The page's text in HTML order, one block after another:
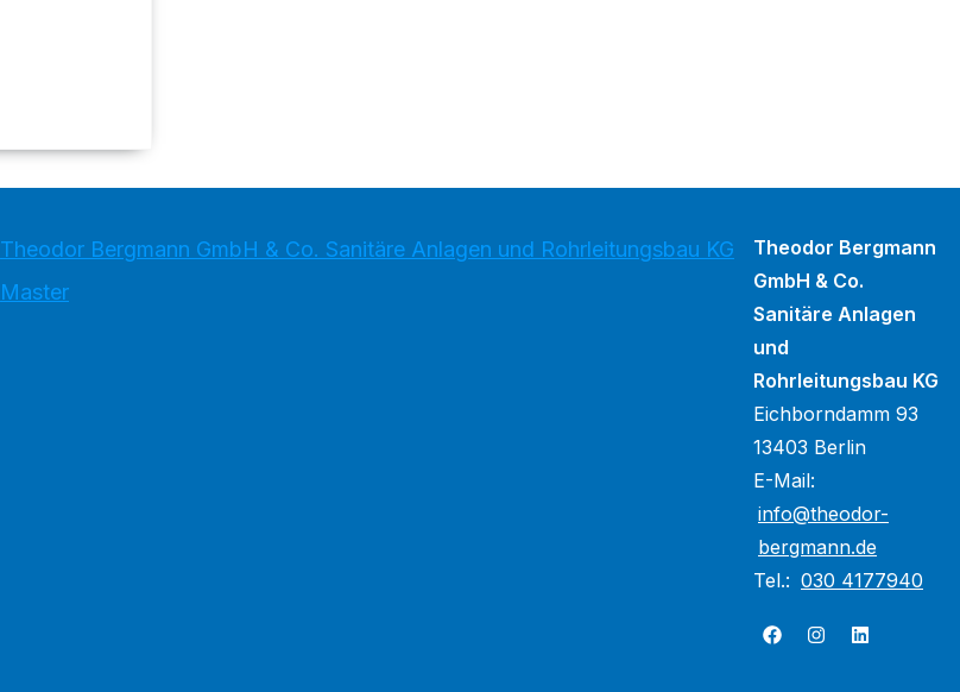
Theodor Bergmann GmbH & Co. Sanitäre Anlagen und Rohrleitungsbau KG
Master
Theodor Bergmann
GmbH & Co.
Sanitäre Anlagen
und
Rohrleitungsbau KG
Eichborndamm 93
13403 Berlin
E-Mail:
info@theodor-
bergmann.de
Tel.: 030 4177940